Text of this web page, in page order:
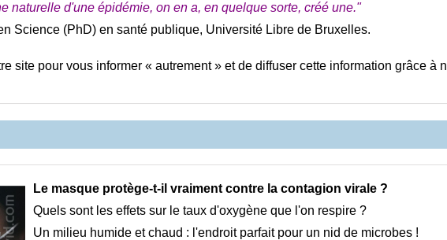
naturelle d'une épidémie, on en a, en quelque sorte, créé une."
Science (PhD) en santé publique, Université Libre de Bruxelles.
site pour vous informer « autrement » et de diffuser cette information grâce à
Le masque protège-t-il vraiment contre la contagion virale ?
Quels sont les effets sur le taux d'oxygène que l'on respire ?
Un milieu humide et chaud : l'endroit parfait pour un nid de microbes !